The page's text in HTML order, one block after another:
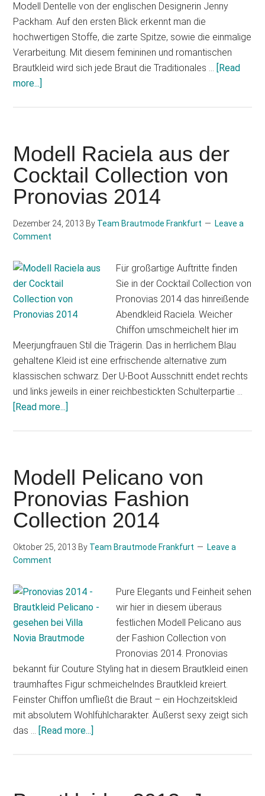
Modell Dentelle von der englischen Designerin Jenny
Packham. Auf den ersten Blick erkennt man die
hochwertigen Stoffe, die zarte Spitze, sowie die einmalige
Verarbeitung. Mit diesem femininen und romantischen
Brautkleid wird sich jede Braut die Traditionales … [Read
more...]
Dentelle
Modell Raciela aus der
Cocktail Collection von
Pronovias 2014
Dezember 24, 2013 By Team Brautmode Frankfurt
Leave a
Comment
Für großartige Auftritte finden
Sie in der Cocktail Collection von
Pronovias 2014 das hinreißende
Abendkleid Raciela. Weicher
Chiffon umschmeichelt hier im
Meerjungfrauen Stil die Trägerin. Das in herrlichem Blau
gehaltene Kleid ist eine erfrischende alternative zum
klassischen schwarz. Der U-Boot Ausschnitt endet rechts
und links jeweils in einer reichbestickten Schulterpartie …
[Read more...]
der
Cocktail
Collection
von
Pronovias
2014
Modell Pelicano von
Pronovias Fashion
Collection 2014
Oktober 25, 2013 By Team Brautmode Frankfurt
Leave a
Comment
Pure Elegants und Feinheit sehen
wir hier in diesem überaus
festlichen Modell Pelicano aus
der Fashion Collection von
Pronovias 2014. Pronovias
bekannt für Couture Styling hat in diesem Brautkleid einen
traumhaftes Figur schmeichelndes Brautkleid kreiert.
Feinster Chiffon umfließt die Braut – ein Hochzeitskleid
mit absolutem Wohlfühlcharakter. Äußerst sexy zeigt sich
das … [Read more...]
Pronovias